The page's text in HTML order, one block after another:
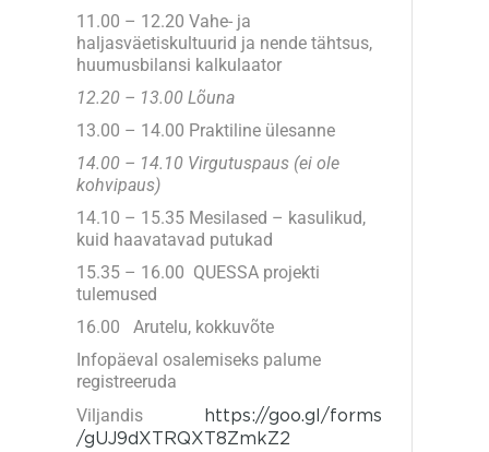
11.00 – 12.20 Vahe- ja
haljasväetiskultuurid ja nende tähtsus,
huumusbilansi kalkulaator
12.20 – 13.00 Lõuna
13.00 – 14.00 Praktiline ülesanne
14.00 – 14.10 Virgutuspaus (ei ole
kohvipaus)
14.10 – 15.35 Mesilased – kasulikud,
kuid haavatavad putukad
15.35 – 16.00 QUESSA projekti
tulemused
16.00
Arutelu, kokkuvõte
Infopäeval osalemiseks palume
registreeruda
Viljandis https://goo.gl/forms
/gUJ9dXTRQXT8ZmkZ2